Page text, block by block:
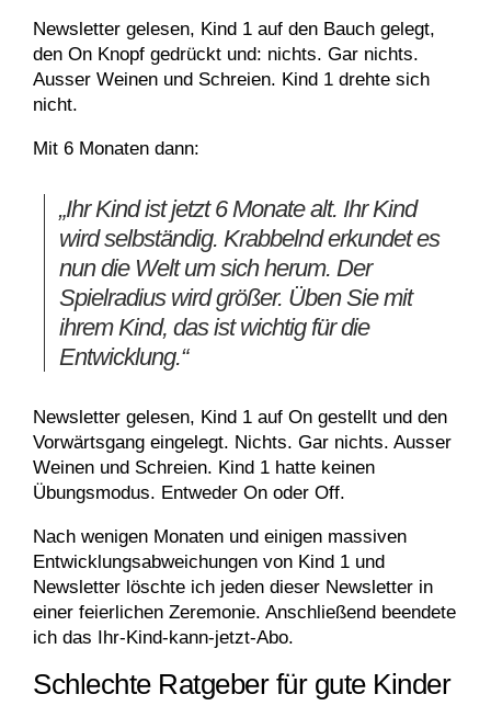
Newsletter gelesen, Kind 1 auf den Bauch gelegt,
den On Knopf gedrückt und: nichts. Gar nichts.
Ausser Weinen und Schreien. Kind 1 drehte sich
nicht.
Mit 6 Monaten dann:
„Ihr Kind ist jetzt 6 Monate alt. Ihr Kind
wird selbständig. Krabbelnd erkundet es
nun die Welt um sich herum. Der
Spielradius wird größer. Üben Sie mit
ihrem Kind, das ist wichtig für die
Entwicklung.“
Newsletter gelesen, Kind 1 auf On gestellt und den
Vorwärtsgang eingelegt. Nichts. Gar nichts. Ausser
Weinen und Schreien. Kind 1 hatte keinen
Übungsmodus. Entweder On oder Off.
Nach wenigen Monaten und einigen massiven
Entwicklungsabweichungen von Kind 1 und
Newsletter löschte ich jeden dieser Newsletter in
einer feierlichen Zeremonie. Anschließend beendete
ich das Ihr-Kind-kann-jetzt-Abo.
Schlechte Ratgeber für gute Kinder